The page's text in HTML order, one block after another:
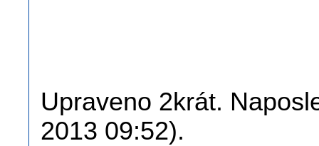
Upraveno 2krát.
2013 09:52).